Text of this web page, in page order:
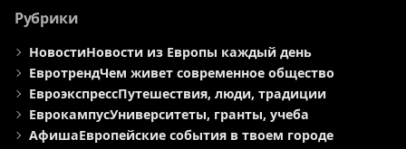
Рубрики
НовостиНовости из Европы каждый день
ЕвротрендЧем живет современное общество
ЕвроэкспрессПутешествия, люди, традиции
ЕврокампусУниверситеты, гранты, учеба
АфишаЕвропейские события в твоем городе